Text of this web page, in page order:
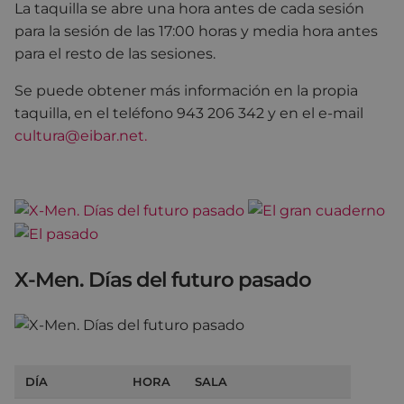
La taquilla se abre una hora antes de cada sesión
para la sesión de las 17:00 horas y media hora antes
para el resto de las sesiones.
Se puede obtener más información en la propia
taquilla, en el teléfono 943 206 342 y en el e-mail
cultura@eibar.net.
X-Men. Días del futuro pasado
DÍA HORA SALA